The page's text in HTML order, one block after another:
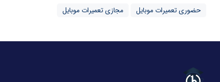
حضوری تعمیرات موبایل
مجازی تعمیرات موبایل